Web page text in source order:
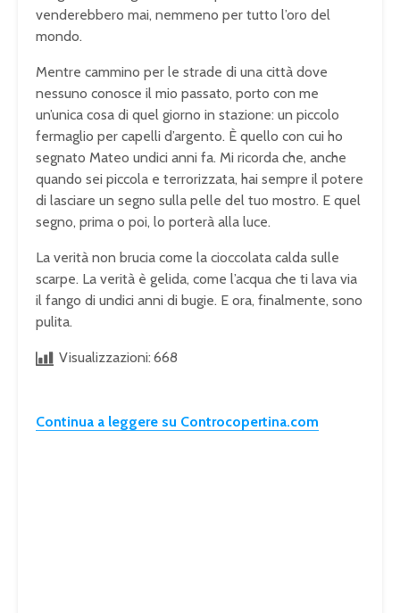
venderebbero mai, nemmeno per tutto l’oro del
mondo.
Mentre cammino per le strade di una città dove
nessuno conosce il mio passato, porto con me
un’unica cosa di quel giorno in stazione: un piccolo
fermaglio per capelli d’argento. È quello con cui ho
segnato Mateo undici anni fa. Mi ricorda che, anche
quando sei piccola e terrorizzata, hai sempre il potere
di lasciare un segno sulla pelle del tuo mostro. E quel
segno, prima o poi, lo porterà alla luce.
La verità non brucia come la cioccolata calda sulle
scarpe. La verità è gelida, come l’acqua che ti lava via
il fango di undici anni di bugie. E ora, finalmente, sono
pulita.
Visualizzazioni: 668
Continua a leggere su Controcopertina.com